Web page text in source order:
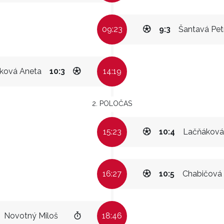
09:23 Šantavá
9:3
Aneta 10:3 14:19
2. POLOČAS
15:23 10:4
16:27 Chabičová
10:5
Novotný Miloš 18:46